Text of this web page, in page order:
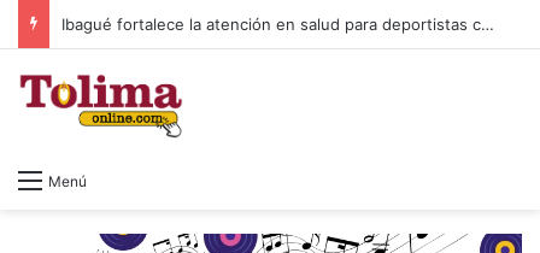
Colombia después de Petro: cuando el poder se va y Macondo se queda
Menú